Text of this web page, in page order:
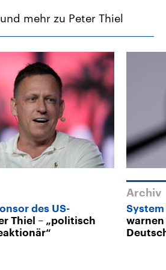
mehr zu Peter Thiel
des US-
Thiel – „politisch
Archiv